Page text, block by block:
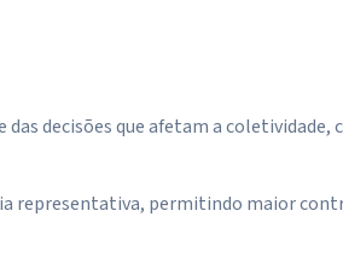
decisões que afetam a
representativa, permitindo maior